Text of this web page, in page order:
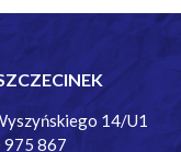
14/U1
975 867